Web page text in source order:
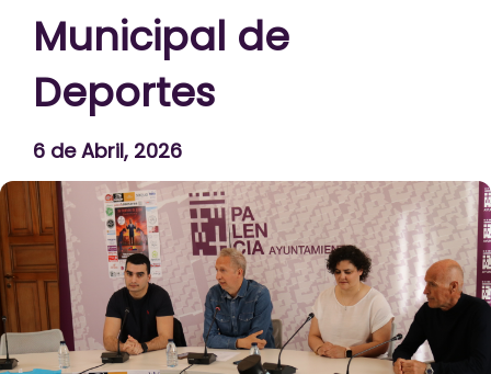
Municipal de
Deportes
6 de Abril, 2026